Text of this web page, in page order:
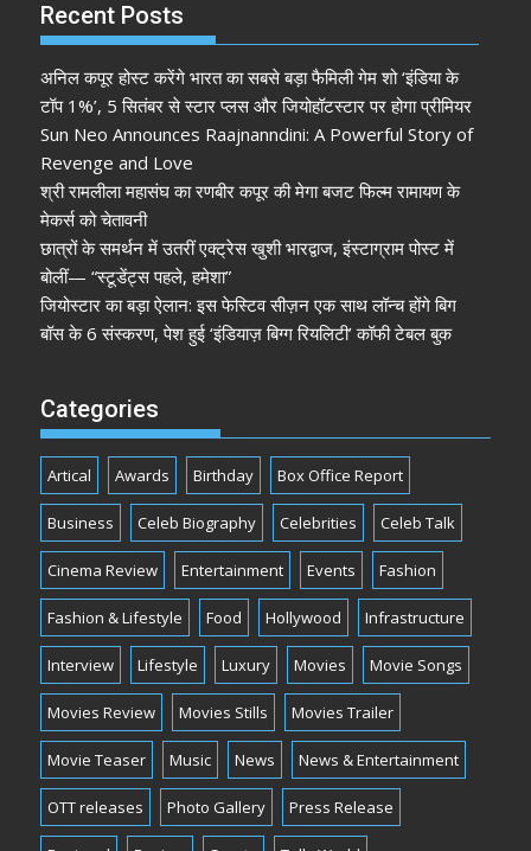
Recent Posts
अनिल कपूर होस्ट करेंगे भारत का सबसे बड़ा फैमिली गेम शो ‘इंडिया के
टॉप 1%’, 5 सितंबर से स्टार प्लस और जियोहॉटस्टार पर होगा प्रीमियर
Sun Neo Announces Raajnanndini: A Powerful Story of
Revenge and Love
श्री रामलीला महासंघ का रणबीर कपूर की मेगा बजट फिल्म रामायण के
मेकर्स को चेतावनी
छात्रों के समर्थन में उतरीं एक्ट्रेस खुशी भारद्वाज, इंस्टाग्राम पोस्ट में
बोलीं— “स्टूडेंट्स पहले, हमेशा”
जियोस्टार का बड़ा ऐलान: इस फेस्टिव सीज़न एक साथ लॉन्च होंगे बिग
बॉस के 6 संस्करण, पेश हुई ‘इंडियाज़ बिग्ग रियलिटी’ कॉफी टेबल बुक
Categories
Artical Awards Birthday Box Office Report
Business Celeb Biography Celebrities Celeb Talk
Cinema Review Entertainment Events Fashion
Fashion & Lifestyle Food Hollywood Infrastructure
Interview Lifestyle Luxury Movies Movie Songs
Movies Review Movies Stills Movies Trailer
Movie Teaser Music News News & Entertainment
OTT releases Photo Gallery Press Release